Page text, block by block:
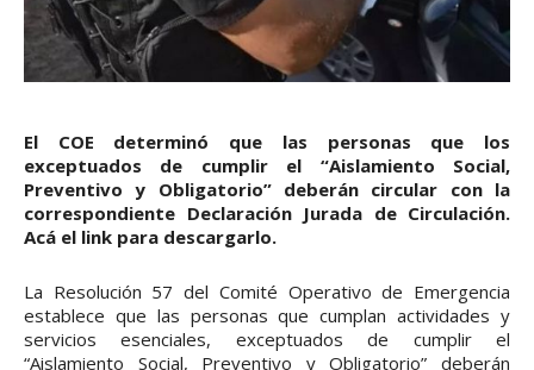
El COE determinó que las personas que los
exceptuados de cumplir el “Aislamiento Social,
Preventivo y Obligatorio” deberán circular con la
correspondiente Declaración Jurada de Circulación.
Acá el link para descargarlo.
La Resolución 57 del Comité Operativo de Emergencia
establece que las personas que cumplan actividades y
servicios esenciales, exceptuados de cumplir el
“Aislamiento Social, Preventivo y Obligatorio” deberán